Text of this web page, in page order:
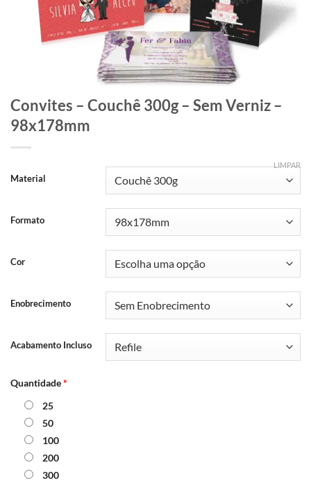
Convites – Couchê 300g – Sem Verniz –
98x178mm
Material
Formato
Cor
Enobrecimento
Acabamento Incluso
LIMPAR
Quantidade*
25
50
100
200
300